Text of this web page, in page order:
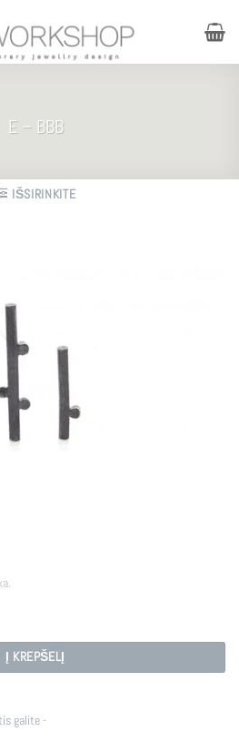
E – BBB
IŠSIRINKITE
Į KREPŠELĮ
galite -